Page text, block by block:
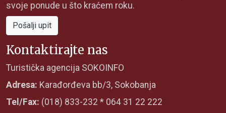
svoje ponude u što kraćem roku.
Pošalji upit
Kontaktirajte nas
Turistička agencija SOKOINFO
Adresa: Karađorđeva bb/3, Sokobanja
Tel/Fax: (018) 833-232 * 064 31 22 222